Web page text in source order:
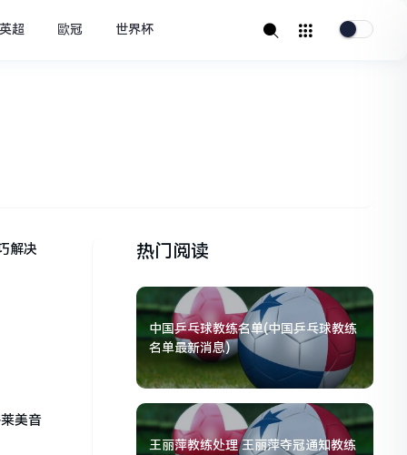
英超 歐冠 世界杯
解决
美音
热门阅读
中国乒乓球教练名单(中国乒乓球教练
名单最新消息)
王丽萍教练处理 王丽萍夺冠通知教练